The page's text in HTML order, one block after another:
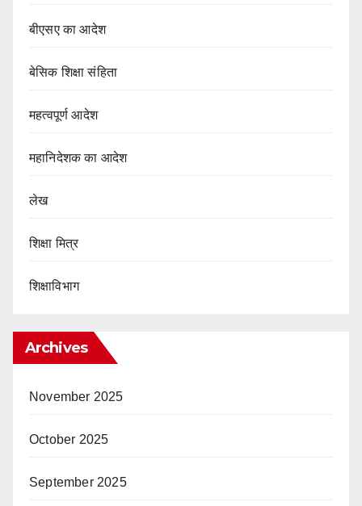
बीएसए का आदेश
बेसिक शिक्षा संहिता
महत्वपूर्ण आदेश
महानिदेशक का आदेश
लेख
शिक्षा मित्र
शिक्षाविभाग
Archives
November 2025
October 2025
September 2025